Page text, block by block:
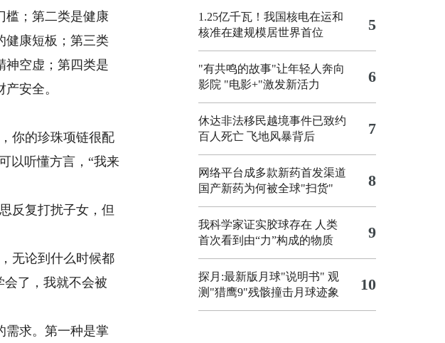
槛；第二类是健康
健康短板；第三类
神空虚；第四类是
安全。
你的珍珠项链很配
以听懂方言，“我来
反复打扰子女，但
无论到什么时候都
会了，我就不会被
求。第一种是掌
1.25亿千瓦！我国核电在运和
核准在建规模居世界首位
5
"有共鸣的故事"让年轻人奔向
影院 "电影+"激发新活力 6
休达非法移民越境事件已致约
百人死亡 飞地风暴背后 7
网络平台成多款新药首发渠道
国产新药为何被全球"扫货"
8
我科学家证实胶球存在 人类
首次看到由“力”构成的物质
9
探月:最新版月球"说明书" 观
测"猎鹰9"残骸撞击月球迹象
10